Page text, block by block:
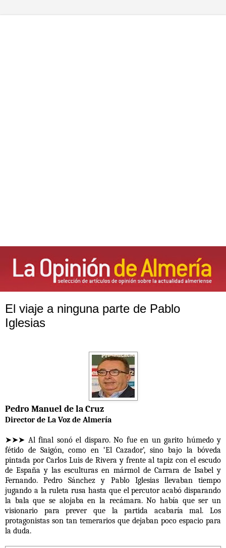
El viaje a ninguna parte de Pablo
Iglesias
Pedro Manuel de la Cruz
Director de La Voz de Almería
➤➤➤ Al final sonó el disparo. No fue en un garito húmedo y
fétido de Saigón, como en ‘El Cazador’, sino bajo la bóveda
pintada por Carlos Luis de Rivera y frente al tapiz con el escudo
de España y las esculturas en mármol de Carrara de Isabel y
Fernando. Pedro Sánchez y Pablo Iglesias llevaban tiempo
jugando a la ruleta rusa hasta que el percutor acabó disparando
la bala que se alojaba en la recámara. No había que ser un
visionario para prever que la partida acabaría mal. Los
protagonistas son tan temerarios que dejaban poco espacio para
la duda.